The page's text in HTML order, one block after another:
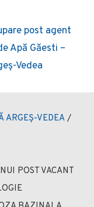
post agent
Apă Găesti –
Vedea
ARGEȘ-VEDEA /
POST VACANT